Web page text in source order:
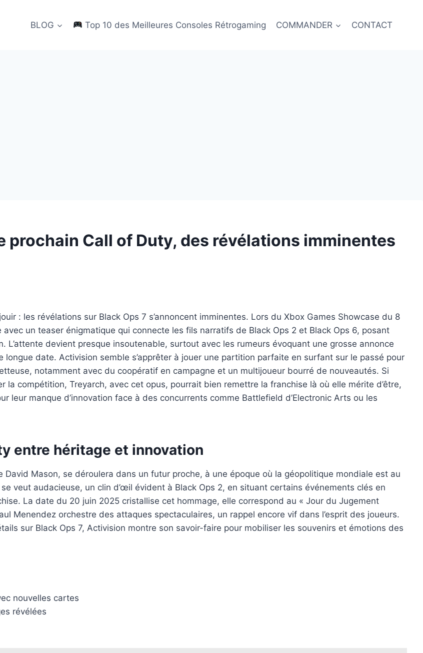
BLOG Top 10 des Meilleures Consoles Rétrogaming COMMANDER CONTACT
prochain Call of Duty, des révélations imminentes
: les révélations sur Black Ops 7 s’annoncent imminentes. Lors du Xbox Games Showcase du 8
un teaser énigmatique qui connecte les fils narratifs de Black Ops 2 et Black Ops 6, posant
L’attente devient presque insoutenable, surtout avec les rumeurs évoquant une grosse annonce
date. Activision semble s’apprêter à jouer une partition parfaite en surfant sur le passé pour
notamment avec du coopératif en campagne et un multijoueur bourré de nouveautés. Si
la compétition, Treyarch, avec cet opus, pourrait bien remettre la franchise là où elle mérite d’être,
leur manque d’innovation face à des concurrents comme Battlefield d’Electronic Arts ou les
entre héritage et innovation
Mason, se déroulera dans un futur proche, à une époque où la géopolitique mondiale est au
veut audacieuse, un clin d’œil évident à Black Ops 2, en situant certains événements clés en
La date du 20 juin 2025 cristallise cet hommage, elle correspond au « Jour du Jugement
Menendez orchestre des attaques spectaculaires, un rappel encore vif dans l’esprit des joueurs.
sur Black Ops 7, Activision montre son savoir-faire pour mobiliser les souvenirs et émotions des
nouvelles cartes
révélées